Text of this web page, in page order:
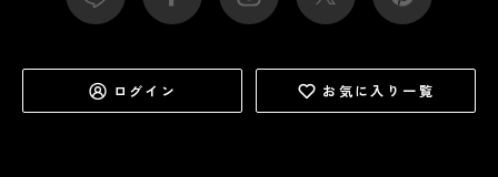
ログイン お気に入り一覧